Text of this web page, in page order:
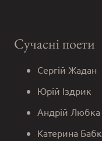
Сучасні поети
Сергій Жадан
Юрій Іздрик
Андрій Любка
Катерина